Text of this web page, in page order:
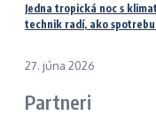
Jedna tropická noc s
technik radí, ako
27. júna 2026
Partneri